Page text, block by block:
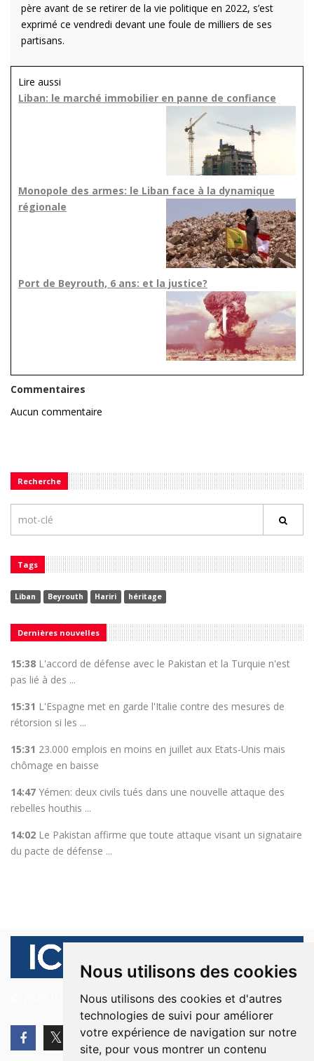
Nous utilisons des cookies
Nous utilisons des cookies et d'autres
technologies de suivi pour améliorer
votre expérience de navigation sur notre
site, pour vous montrer un contenu
père avant de se retirer de la vie politique en 2022, s’est
exprimé ce vendredi devant une foule de milliers de ses
partisans.
Lire aussi
Liban: le marché immobilier en panne de confiance
Monopole des armes: le Liban face à la dynamique
régionale
Port de Beyrouth, 6 ans: et la justice?
Commentaires
Aucun commentaire
Recherche
Tags
Liban Beyrouth Hariri héritage
Dernières nouvelles
15:38 L'accord de défense avec le Pakistan et la Turquie n'est
pas lié à des ...
15:31 L'Espagne met en garde l'Italie contre des mesures de
rétorsion si les ...
15:31 23.000 emplois en moins en juillet aux Etats-Unis mais
chômage en baisse
14:47 Yémen: deux civils tués dans une nouvelle attaque des
rebelles houthis ...
14:02 Le Pakistan affirme que toute attaque visant un signataire
du pacte de défense ...
© 2026 Ici Beyrouth. Tous les droits sont réservés.